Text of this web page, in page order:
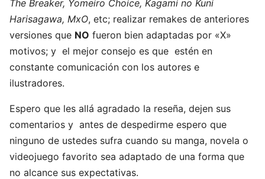
The Breaker, Yomeiro Choice, Kagami no Kuni
Harisagawa, MxO, etc; realizar remakes de anteriores
versiones que NO fueron bien adaptadas por «X»
motivos; y el mejor consejo es que estén en
constante comunicación con los autores e
ilustradores.
Espero que les allá agradado la reseña, dejen sus
comentarios y antes de despedirme espero que
ninguno de ustedes sufra cuando su manga, novela o
videojuego favorito sea adaptado de una forma que
no alcance sus expectativas.